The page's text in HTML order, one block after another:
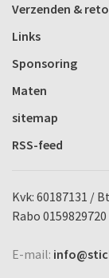
Verzenden &
Links
Sponsoring
Maten
sitemap
RSS-feed
Kvk: 60187131 /
Rabo 0159829720
E-mail: